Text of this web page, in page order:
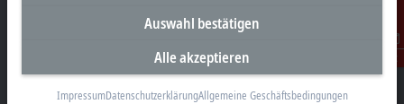
Kontakt
Unternehmenszentrale Deutschland
Auswahl bestätigen
Alle akzeptieren
ImpressumDatenschutzerklärungAllgemeine Geschäftsbedingungen